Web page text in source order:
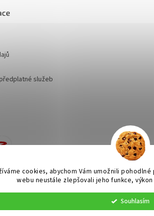
cookies, abychom Vám umožnili
webu neustále zlepšovali jeho funkce,
Souhlasím
služeb